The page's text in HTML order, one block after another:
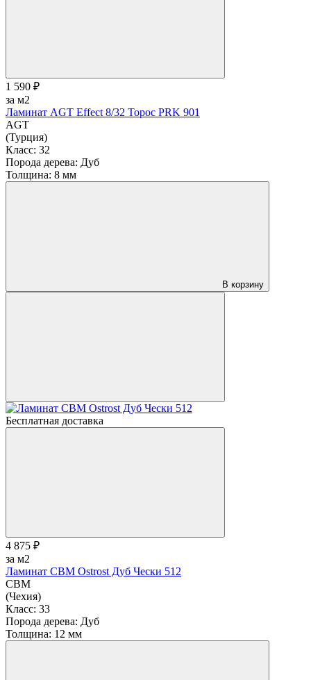
1 590 ₽
за м2
Ламинат AGT Effect 8/32 Торос PRK 901
AGT
(Турция)
Класс: 32
Порода дерева: Дуб
Толщина: 8 мм
В корзину
Бесплатная доставка
4 875 ₽
за м2
Ламинат CBM Ostrost Дуб Чески 512
CBM
(Чехия)
Класс: 33
Порода дерева: Дуб
Толщина: 12 мм